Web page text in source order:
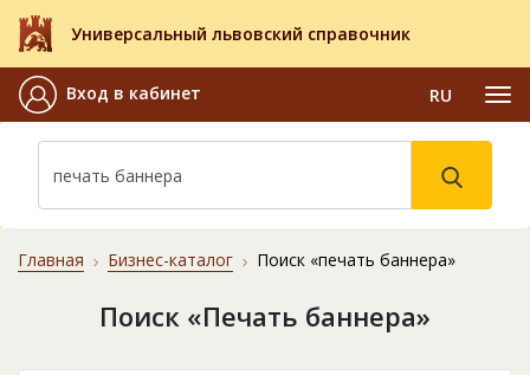
Универсальный львовский справочник
Вход в кабинет RU
Главная Бизнес-каталог Поиск «печать баннера»
Поиск «Печать баннера»